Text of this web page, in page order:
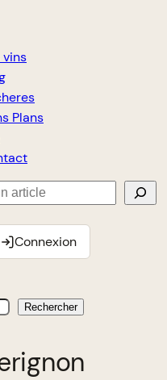
vins
Plans
Connexion
Rechercher